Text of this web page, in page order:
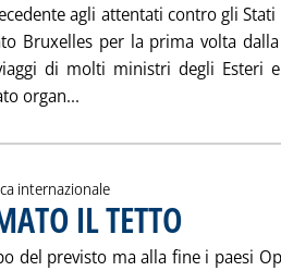
agli attentati contro gli
Bruxelles per la prima volta
di molti ministri degli Esteri
organ...
internazionale
IL TETTO
del previsto ma alla fine i paesi